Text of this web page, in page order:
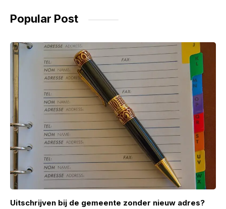
Popular Post
Uitschrijven bij de gemeente zonder nieuw adres?